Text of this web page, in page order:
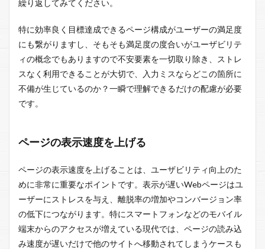
繰り返してみてください。
特に効率良く目標達成できるページ構成がユーザーの満足度
にも繋がりますし、そもそも満足度の度合いがユーザビリテ
ィの概念でもありますので不安要素を一切取り除き、ストレ
スなく利用できることが大切で、入力ミスならどこの箇所に
不備が生じているのか？一瞬で理解できるだけの配慮が必要
です。
ページの表示速度を上げる
ページの表示速度を上げることは、ユーザビリティ向上のた
めに非常に重要なポイントです。表示が遅いWebページはユ
ーザーにストレスを与え、離脱率の増加やコンバージョン率
の低下につながります。特にスマートフォンなどのモバイル
端末からのアクセスが増えている現代では、ページの読み込
み速度が遅いだけで他のサイトへ移動されてしまうケースも